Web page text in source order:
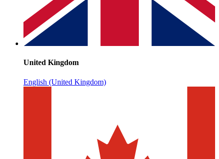
United Kingdom
English (United Kingdom)